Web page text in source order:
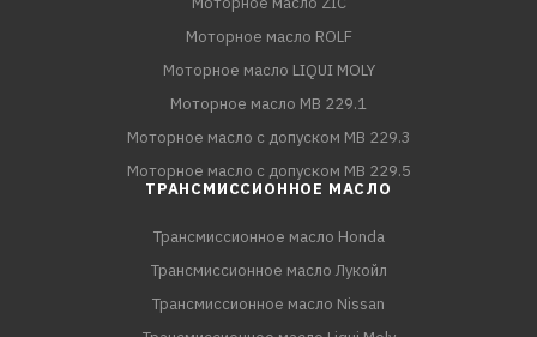
Моторное масло ROLF
Моторное масло LIQUI MOLY
Моторное масло MB 229.1
Моторное масло с допуском MB 229.3
Моторное масло с допуском MB 229.5
ТРАНСМИССИОННОЕ МАСЛО
Трансмиссионное масло Honda
Трансмиссионное масло Лукойл
Трансмиссионное масло Nissan